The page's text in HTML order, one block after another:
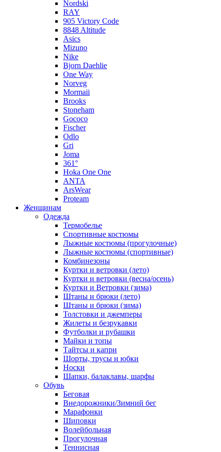
Nordski
RAY
905 Victory Code
8848 Altitude
Asics
Mizuno
Nike
Bjorn Daehlie
One Way
Norveg
Mormaii
Brooks
Stoneham
Gococo
Fischer
Odlo
Gri
Joma
361°
Hoka One One
ANTA
ArsWear
Proteam
Женщинам
Одежда
Термобелье
Спортивные костюмы
Лыжные костюмы (прогулочные)
Лыжные костюмы (спортивные)
Комбинезоны
Куртки и ветровки (лето)
Куртки и ветровки (весна/осень)
Куртки и Ветровки (зима)
Штаны и брюки (лето)
Штаны и брюки (зима)
Толстовки и джемперы
Жилеты и безрукавки
Футболки и рубашки
Майки и топы
Тайтсы и капри
Шорты, трусы и юбки
Носки
Шапки, балаклавы, шарфы
Обувь
Беговая
Внедорожники/Зимний бег
Марафонки
Шиповки
Волейбольная
Прогулочная
Теннисная